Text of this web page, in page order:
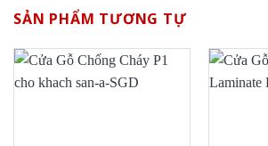
SẢN PHẨM TƯƠNG TỰ